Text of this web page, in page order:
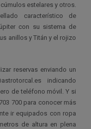
estelares y otros.
característico de
con su sistema de
anillos y Titán y el rojizo
reservas enviando un
indicando
de teléfono móvil. Y si
700 para conocer más
ir equipados con ropa
de altura en plena